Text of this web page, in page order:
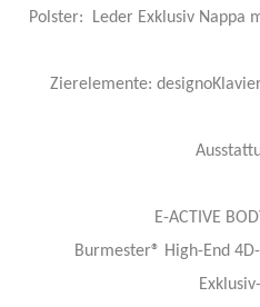
Polster: Leder Exklusiv Nappa
Zierelemente:
E-ACTIVE
Burmester® High-End